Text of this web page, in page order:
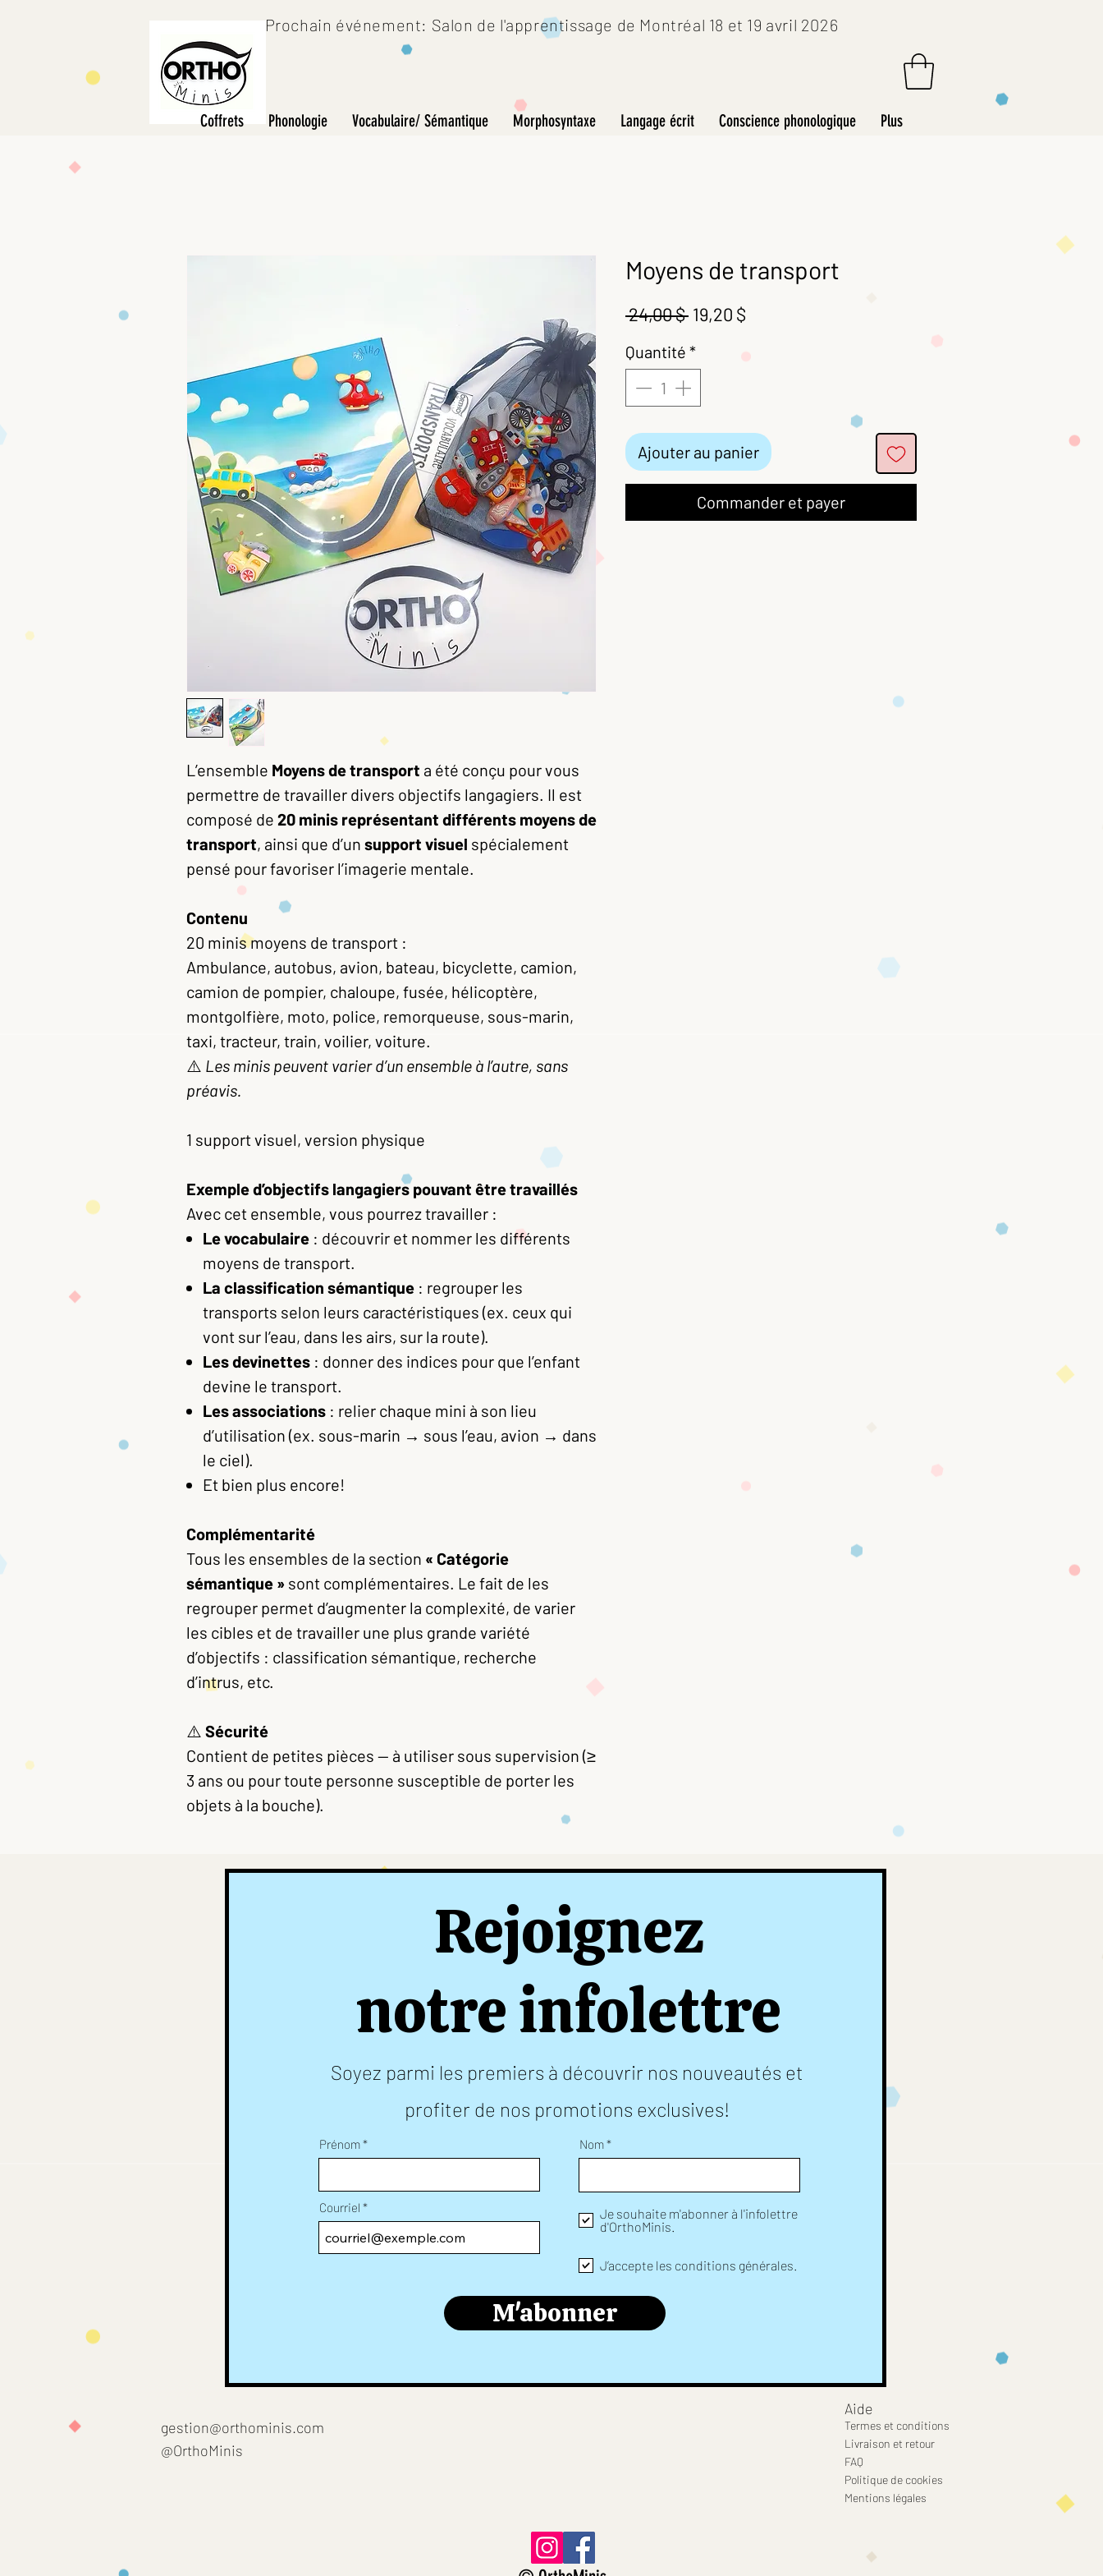
Coffrets Phonologie Vocabulaire/ Sémantique Morphosyntaxe Langage écrit Conscience phonologique Plus
Prochain événement: Salon de l'apprentissage de Montréal 18 et 19 avril 2026
L’ensemble Moyens de transport a été conçu pour vous
permettre de travailler divers objectifs langagiers. Il est
composé de 20 minis représentant différents moyens de
transport, ainsi que d’un support visuel spécialement
pensé pour favoriser l’imagerie mentale.
Contenu
20 minis moyens de transport :
Ambulance, autobus, avion, bateau, bicyclette, camion,
camion de pompier, chaloupe, fusée, hélicoptère,
montgolfière, moto, police, remorqueuse, sous-marin,
taxi, tracteur, train, voilier, voiture.
⚠️ Les minis peuvent varier d’un ensemble à l’autre, sans
préavis.
1 support visuel, version physique
Exemple d’objectifs langagiers pouvant être travaillés
Avec cet ensemble, vous pourrez travailler :
Le vocabulaire : découvrir et nommer les différents
moyens de transport.
La classification sémantique : regrouper les
transports selon leurs caractéristiques (ex. ceux qui
vont sur l’eau, dans les airs, sur la route).
Les devinettes : donner des indices pour que l’enfant
devine le transport.
Les associations : relier chaque mini à son lieu
d’utilisation (ex. sous-marin → sous l’eau, avion → dans
le ciel).
Et bien plus encore!
Complémentarité
Tous les ensembles de la section « Catégorie
sémantique » sont complémentaires. Le fait de les
regrouper permet d’augmenter la complexité, de varier
les cibles et de travailler une plus grande variété
d’objectifs : classification sémantique, recherche
d’intrus, etc.
⚠️ Sécurité
Contient de petites pièces — à utiliser sous supervision (≥
3 ans ou pour toute personne susceptible de porter les
objets à la bouche).
Moyens de transport
24,00 $ Prix
19,20 $
Quantité *
Ajouter au panier
Commander et payer
Rejoignez
notre infolettre
Soyez parmi les premiers à découvrir nos nouveautés et
profiter de nos promotions exclusives!
Prénom
Courriel
Nom
Je souhaite m'abonner à l'infolettre
d'OrthoMinis.
J’accepte les conditions générales.
M'abonner
gestion@orthominis.com
@OrthoMinis
Aide
Termes et conditions
Livraison et retour
FAQ
Politique de cookies
Mentions légales